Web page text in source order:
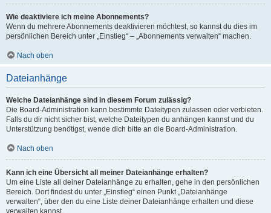
Wie deaktiviere ich meine Abonnements?
Wenn du mehrere Abonnements deaktivieren möchtest, so kannst du dies im
persönlichen Bereich unter „Einstieg“ – „Abonnements verwalten“ machen.
Nach oben
Dateianhänge
Welche Dateianhänge sind in diesem Forum zulässig?
Die Board-Administration kann bestimmte Dateitypen zulassen oder verbieten.
Falls du dir nicht sicher bist, welche Dateitypen du anhängen kannst und du
Unterstützung benötigst, wende dich bitte an die Board-Administration.
Nach oben
Kann ich eine Übersicht all meiner Dateianhänge erhalten?
Um eine Liste all deiner Dateianhänge zu erhalten, gehe in den persönlichen
Bereich. Dort findest du unter „Einstieg“ einen Punkt „Dateianhänge
verwalten“, über den du eine Liste deiner Dateianhänge erhalten und diese
verwalten kannst.